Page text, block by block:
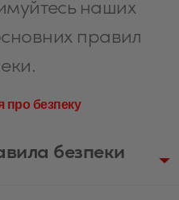
наших
правил
про безпеку
безпеки